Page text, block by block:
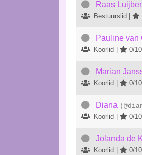
Raas
Bestuurslid |
Pauline van
Koorlid |
Marian
Koorlid |
Diana
Koorlid |
Jolanda de
Koorlid |